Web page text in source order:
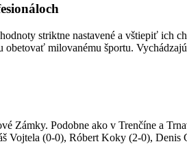
striktne nastavené a vštiepiť ich
milovanému športu.
Podobne ako v Trenčíne a
(0-0), Róbert Koky (2-0), Denis